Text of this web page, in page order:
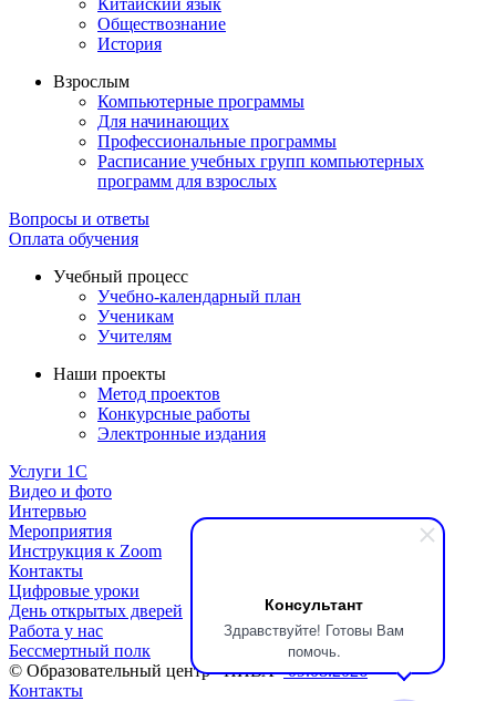
Консультант
Здравствуйте! Готовы Вам
помочь.
Китайский язык
Обществознание
История
Взрослым
Компьютерные программы
Для начинающих
Профессиональные программы
Расписание учебных групп компьютерных
программ для взрослых
Вопросы и ответы
Оплата обучения
Учебный процесс
Учебно-календарный план
Ученикам
Учителям
Наши проекты
Метод проектов
Конкурсные работы
Электронные издания
Услуги 1C
Видео и фото
Интервью
Мероприятия
Инструкция к Zoom
Контакты
Цифровые уроки
День открытых дверей
Работа у нас
Бессмертный полк
© Образовательный центр «НИВА»09.08.2026
Контакты